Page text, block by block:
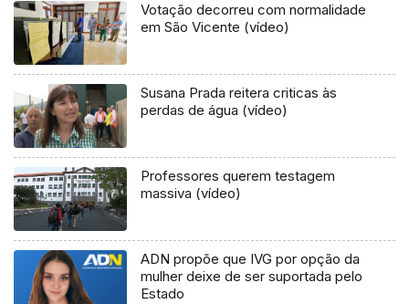
Votação decorreu com normalidade
em São Vicente (vídeo)
Susana Prada reitera criticas às
perdas de água (vídeo)
Professores querem testagem
massiva (vídeo)
ADN propõe que IVG por opção da
mulher deixe de ser suportada pelo
Estado